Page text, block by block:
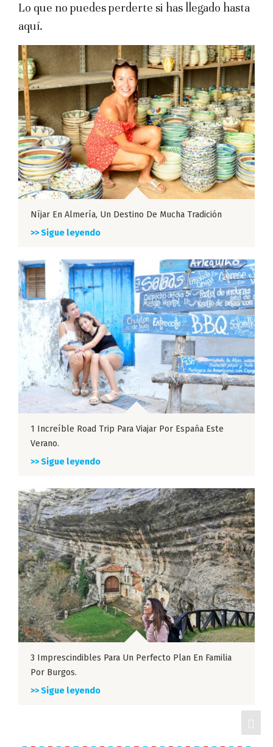
Lo que no puedes perderte si has llegado hasta
aquí.
Níjar En Almería, Un Destino De Mucha Tradición
>> Sigue leyendo
1 Increíble Road Trip Para Viajar Por España Este
Verano.
>> Sigue leyendo
3 Imprescindibles Para Un Perfecto Plan En Familia
Por Burgos.
>> Sigue leyendo